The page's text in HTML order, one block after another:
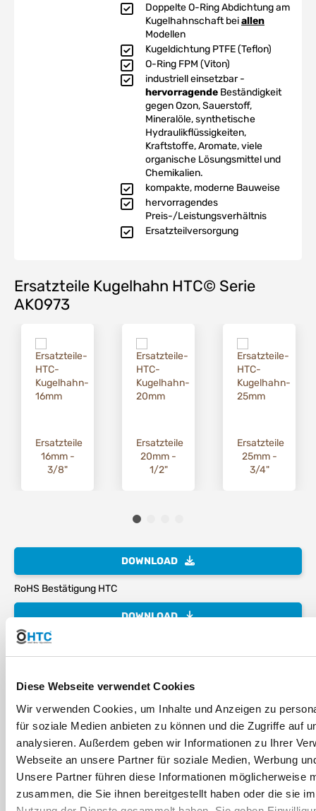
Diese Webseite verwendet Cookies
Wir verwenden Cookies, um Inhalte und Anzeigen zu
für soziale Medien anbieten zu können und die Zugriffe auf
analysieren. Außerdem geben wir Informationen zu Ihrer
Webseite an unsere Partner für soziale Medien, Werbung
Unsere Partner führen diese Informationen möglicherweise
zusammen, die Sie ihnen bereitgestellt haben oder die sie
Doppelte O-Ring Abdichtung am
Kugelhahnschaft beiallen
Modellen
Kugeldichtung PTFE (Teflon)
O-Ring FPM (Viton)
industriell einsetzbar -
hervorragendeBeständigkeit
gegen Ozon, Sauerstoff,
Mineralöle, synthetische
Hydraulikflüssigkeiten,
Kraftstoffe, Aromate, viele
organische Lösungsmittel und
Chemikalien.
kompakte, moderne Bauweise
hervorragendes
Preis-/Leistungsverhältnis
Ersatzteilversorgung
Ersatzteile Kugelhahn HTC© Serie
AK0973
Ersatzteile
16mm -
3/8"
Ersatzteile
20mm -
1/2"
Ersatzteile
25mm -
3/4"
DOWNLOAD
RoHS Bestätigung HTC
DOWNLOAD
Kleben von PVC-U Rohren und -Fittings
DOWNLOAD
abdichten und verbinden von Kunststoffgewinden
DOWNLOAD